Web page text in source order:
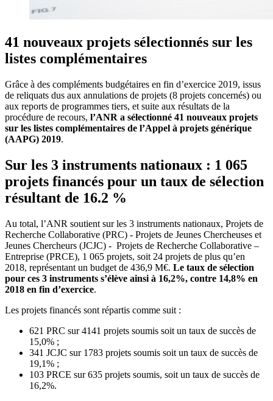
41 nouveaux projets sélectionnés sur les
listes complémentaires
Grâce à des compléments budgétaires en fin d’exercice 2019, issus
de reliquats dus aux annulations de projets (8 projets concernés) ou
aux reports de programmes tiers, et suite aux résultats de la
procédure de recours, l’ANR a sélectionné 41 nouveaux projets
sur les listes complémentaires de l’Appel à projets générique
(AAPG) 2019.
Sur les 3 instruments nationaux : 1 065
projets financés pour un taux de sélection
résultant de 16.2 %
Au total, l’ANR soutient sur les 3 instruments nationaux, Projets de
Recherche Collaborative (PRC) - Projets de Jeunes Chercheuses et
Jeunes Chercheurs (JCJC) - Projets de Recherche Collaborative –
Entreprise (PRCE), 1 065 projets, soit 24 projets de plus qu’en
2018, représentant un budget de 436,9 M€. Le taux de sélection
pour ces 3 instruments s’élève ainsi à 16,2%, contre 14,8% en
2018 en fin d’exercice.
Les projets financés sont répartis comme suit :
621 PRC sur 4141 projets soumis soit un taux de succès de
15,0% ;
341 JCJC sur 1783 projets soumis soit un taux de succès de
19,1% ;
103 PRCE sur 635 projets soumis, soit un taux de succès de
16,2%.